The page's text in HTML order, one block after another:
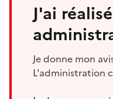
J'ai
Je donne mon
L'administration